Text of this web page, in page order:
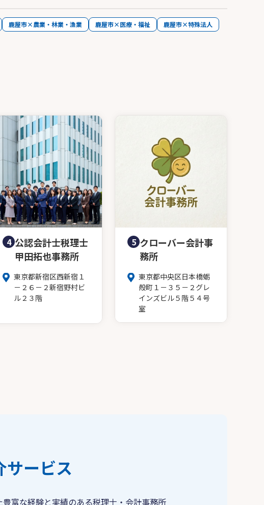
鹿屋市×農業・林業・漁業 鹿屋市×医療・福祉 鹿屋市×特殊法人
4 公認会計士税理士
甲田拓也事務所
東京都新宿区西新宿１
－２６－２新宿野村ビ
ル２３階
5 クローバー会計事
務所
東京都中央区日本橋蛎
殻町１－３５－２グレ
インズビル５階５４号
室
サービス
富な経験と実績のある税理士・会計事務所